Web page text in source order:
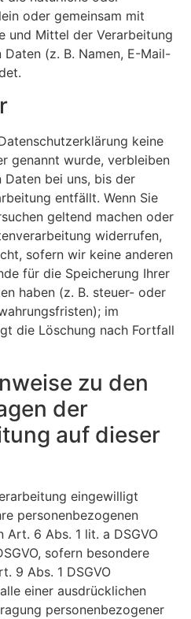
oder gemeinsam mit
und Mittel der Verarbeitung
(z. B. Namen, E-Mail-
keine
genannt wurde, verbleiben
Daten bei uns, bis der
entfällt. Wenn Sie
geltend machen oder
widerrufen,
sofern wir keine anderen
für die Speicherung Ihrer
haben (z. B. steuer- oder
im
die Löschung nach Fortfall
zu den
der
auf dieser
eingewilligt
personenbezogenen
Art. 6 Abs. 1 lit. a DSGVO
sofern besondere
9 Abs. 1 DSGVO
einer ausdrücklichen
personenbezogener